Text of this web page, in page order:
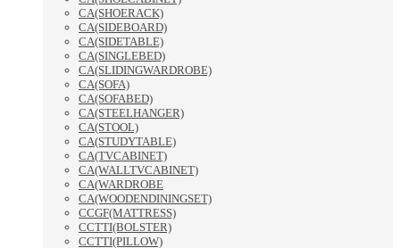
CA(SHOERACK)
CA(SIDEBOARD)
CA(SIDETABLE)
CA(SINGLEBED)
CA(SLIDINGWARDROBE)
CA(SOFA)
CA(SOFABED)
CA(STEELHANGER)
CA(STOOL)
CA(STUDYTABLE)
CA(TVCABINET)
CA(WALLTVCABINET)
CA(WARDROBE
CA(WOODENDININGSET)
CCGF(MATTRESS)
CCTTI(BOLSTER)
CCTTI(PILLOW)